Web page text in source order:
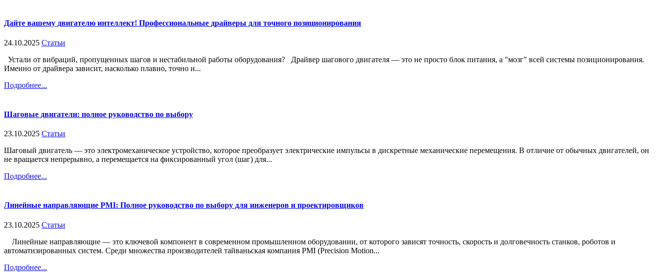
Дайте вашему двигателю интеллект! Профессиональные драйверы для точного позиционирования
24.10.2025 Статьи
Устали от вибраций, пропущенных шагов и нестабильной работы оборудования? Драйвер шагового двигателя — это не просто блок питания, а "мозг" всей системы позиционирования.
Именно от драйвера зависит, насколько плавно, точно и...
Подробнее...
Шаговые двигатели: полное руководство по выбору
23.10.2025 Статьи
Шаговый двигатель — это электромеханическое устройство, которое преобразует электрические импульсы в дискретные механические перемещения. В отличие от обычных двигателей, он
не вращается непрерывно, а перемещается на фиксированный угол (шаг) для...
Подробнее...
Линейные направляющие PMI: Полное руководство по выбору для инженеров и проектировщиков
23.10.2025 Статьи
Линейные направляющие — это ключевой компонент в современном промышленном оборудовании, от которого зависят точность, скорость и долговечность станков, роботов и
автоматизированных систем. Среди множества производителей тайваньская компания PMI (Precision Motion...
Подробнее...